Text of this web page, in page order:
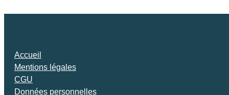
Accueil
Mentions légales
CGU
Données personnelles